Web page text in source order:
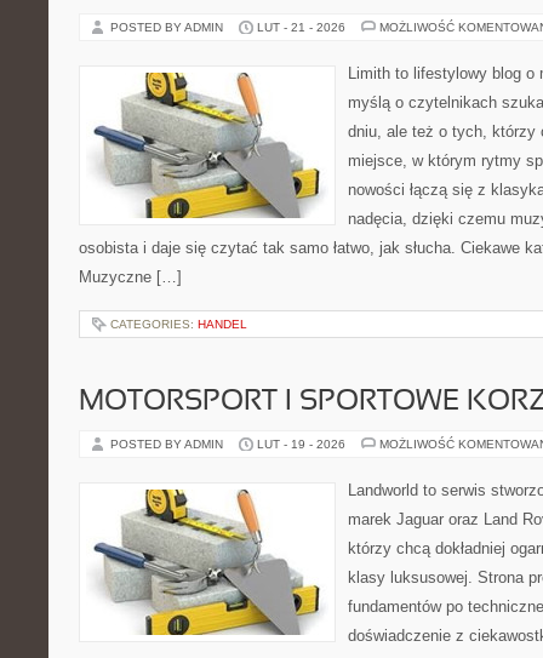
POSTED BY ADMIN LUT - 21 - 2026 MOŻLIWOŚĆ
Limith to lifestylowy blog o
myślą o czytelnikach
dniu, ale też o tych, którzy
miejsce, w którym rytmy
nowości łączą się z
nadęcia, dzięki czemu
osobista i daje się czytać tak samo łatwo, jak słucha. Ciekawe
Muzyczne […]
CATEGORIES: HANDEL
MOTORSPORT I SPORTOWE
POSTED BY ADMIN LUT - 19 - 2026 MOŻLIWOŚĆ
Landworld to serwis
marek Jaguar oraz Land
którzy chcą dokładniej
klasy luksusowej. Strona
fundamentów po
doświadczenie z